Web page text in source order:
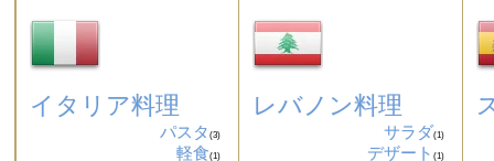
イタリア料理
パスタ(3)
軽食(1)
レバノン料理
サラダ(1)
デザート (1)